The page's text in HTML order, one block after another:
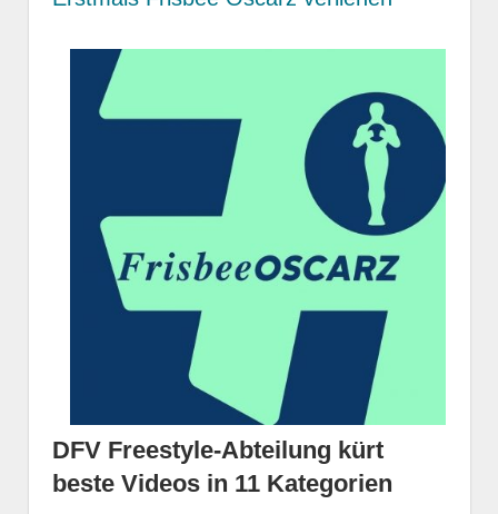
DFV Freestyle-Abteilung kürt
beste Videos in 11 Kategorien